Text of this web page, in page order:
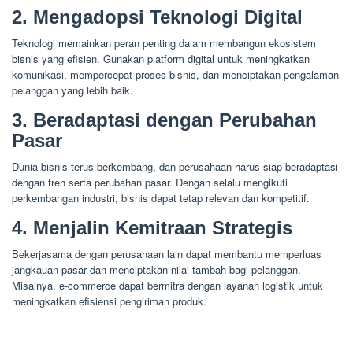
2. Mengadopsi Teknologi Digital
Teknologi memainkan peran penting dalam membangun ekosistem
bisnis yang efisien. Gunakan platform digital untuk meningkatkan
komunikasi, mempercepat proses bisnis, dan menciptakan pengalaman
pelanggan yang lebih baik.
3. Beradaptasi dengan Perubahan
Pasar
Dunia bisnis terus berkembang, dan perusahaan harus siap beradaptasi
dengan tren serta perubahan pasar. Dengan selalu mengikuti
perkembangan industri, bisnis dapat tetap relevan dan kompetitif.
4. Menjalin Kemitraan Strategis
Bekerjasama dengan perusahaan lain dapat membantu memperluas
jangkauan pasar dan menciptakan nilai tambah bagi pelanggan.
Misalnya, e-commerce dapat bermitra dengan layanan logistik untuk
meningkatkan efisiensi pengiriman produk.